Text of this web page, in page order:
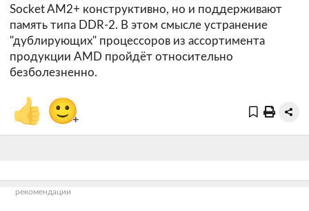
Socket AM2+ конструктивно, но и поддерживают
память типа DDR-2. В этом смысле устранение
"дублирующих" процессоров из ассортимента
продукции AMD пройдёт относительно
безболезненно.
👍 🙂+
рекомендации